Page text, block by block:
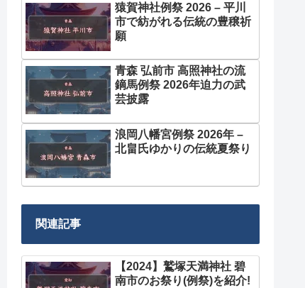
猿賀神社例祭 2026 – 平川
市で紡がれる伝統の豊穣祈
願
青森 弘前市 高照神社の流
鏑馬例祭 2026年迫力の武
芸披露
浪岡八幡宮例祭 2026年 –
北畠氏ゆかりの伝統夏祭り
関連記事
【2024】鷲塚天満神社 碧
南市のお祭り(例祭)を紹介!